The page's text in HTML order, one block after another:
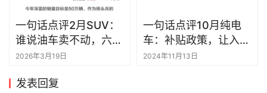
一句话点评2月SUV：
谁说油车卖不动，六成
热门SUV都是油车
2026年3月19日
一句话点评10月纯电
车：补贴政策，让入门
电车卖爆了
2024年11月13日
发表回复